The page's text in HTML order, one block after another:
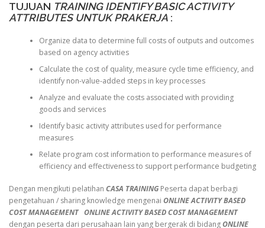
TUJUAN TRAINING IDENTIFY BASIC ACTIVITY
ATTRIBUTES UNTUK PRAKERJA :
Organize data to determine full costs of outputs and outcomes
based on agency activities
Calculate the cost of quality, measure cycle time efficiency, and
identify non-value-added steps in key processes
Analyze and evaluate the costs associated with providing
goods and services
Identify basic activity attributes used for performance
measures
Relate program cost information to performance measures of
efficiency and effectiveness to support performance budgeting
Dengan mengikuti pelatihan CASA TRAINING Peserta dapat berbagi
pengetahuan / sharing knowledge mengenai ONLINE ACTIVITY BASED
COST MANAGEMENT ONLINE ACTIVITY BASED COST MANAGEMENT
dengan peserta dari perusahaan lain yang bergerak di bidangONLINE